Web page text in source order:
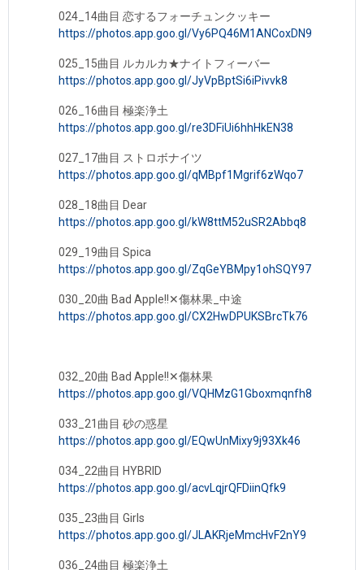
024_14曲目 恋するフォーチュンクッキー
https://photos.app.goo.gl/Vy6PQ46M1ANCoxDN9
025_15曲目 ルカルカ★ナイトフィーバー
https://photos.app.goo.gl/JyVpBptSi6iPivvk8
026_16曲目 極楽浄土
https://photos.app.goo.gl/re3DFiUi6hhHkEN38
027_17曲目 ストロボナイツ
https://photos.app.goo.gl/qMBpf1Mgrif6zWqo7
028_18曲目 Dear
https://photos.app.goo.gl/kW8ttM52uSR2Abbq8
029_19曲目 Spica
https://photos.app.goo.gl/ZqGeYBMpy1ohSQY97
030_20曲 Bad Apple!!✕傷林果_中途
https://photos.app.goo.gl/CX2HwDPUKSBrcTk76
032_20曲 Bad Apple!!✕傷林果
https://photos.app.goo.gl/VQHMzG1Gboxmqnfh8
033_21曲目 砂の惑星
https://photos.app.goo.gl/EQwUnMixy9j93Xk46
034_22曲目 HYBRID
https://photos.app.goo.gl/acvLqjrQFDiinQfk9
035_23曲目 Girls
https://photos.app.goo.gl/JLAKRjeMmcHvF2nY9
036_24曲目 極楽浄土